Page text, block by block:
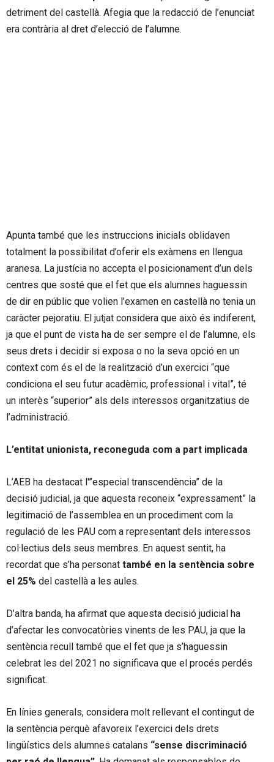
detriment del castellà. Afegia que la redacció de l’enunciat
era contrària al dret d’elecció de l’alumne.
Apunta també que les instruccions inicials oblidaven
totalment la possibilitat d’oferir els exàmens en llengua
aranesa. La justícia no accepta el posicionament d’un dels
centres que sosté que el fet que els alumnes haguessin
de dir en públic que volien l’examen en castellà no tenia un
caràcter pejoratiu. El jutjat considera que això és indiferent,
ja que el punt de vista ha de ser sempre el de l’alumne, els
seus drets i decidir si exposa o no la seva opció en un
context com és el de la realització d’un exercici “que
condiciona el seu futur acadèmic, professional i vital”, té
un interès “superior” als dels interessos organitzatius de
l’administració.
L’entitat unionista, reconeguda com a part implicada
L’AEB ha destacat l'”especial transcendència” de la
decisió judicial, ja que aquesta reconeix “expressament” la
legitimació de l’assemblea en un procediment com la
regulació de les PAU com a representant dels interessos
col·lectius dels seus membres. En aquest sentit, ha
recordat que s’ha personat també en la sentència sobre
el 25% del castellà a les aules.
D’altra banda, ha afirmat que aquesta decisió judicial ha
d’afectar les convocatòries vinents de les PAU, ja que la
sentència recull també que el fet que ja s’haguessin
celebrat les del 2021 no significava que el procés perdés
significat.
En línies generals, considera molt rellevant el contingut de
la sentència perquè afavoreix l’exercici dels drets
lingüístics dels alumnes catalans “sense discriminació